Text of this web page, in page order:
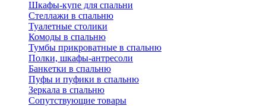
Шкафы-купе для спальни
Стеллажи в спальню
Туалетные столики
Комоды в спальню
Тумбы прикроватные в спальню
Полки, шкафы-антресоли
Банкетки в спальню
Пуфы и пуфики в спальню
Зеркала в спальню
Сопутствующие товары